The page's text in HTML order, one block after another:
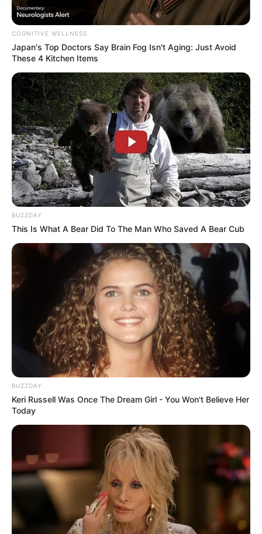
COGNITIVE WELLNESS
Japan's Top Doctors Say Bra​in Fo​g Isn't Aging: Just Avoid
These 4 Kitchen Items
BUZZDAY
This Is What A Bear Did To The Man Who Saved A Bear Cub
BUZZDAY
Keri Russell Was Once The Dream Girl - You Won't Believe Her
Today